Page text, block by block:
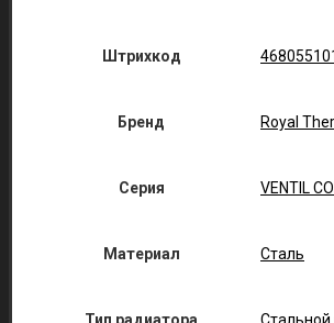
Штрихкод
Бренд Royal
Серия VENTIL
Материал Сталь